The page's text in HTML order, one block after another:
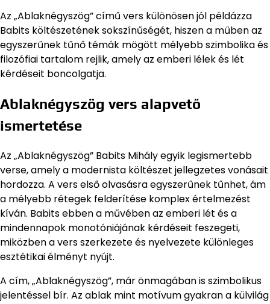
Az „Ablaknégyszög” című vers különösen jól példázza
Babits költészetének sokszínűségét, hiszen a műben az
egyszerűnek tűnő témák mögött mélyebb szimbolika és
filozófiai tartalom rejlik, amely az emberi lélek és lét
kérdéseit boncolgatja.
Ablaknégyszög vers alapvető
ismertetése
Az „Ablaknégyszög” Babits Mihály egyik legismertebb
verse, amely a modernista költészet jellegzetes vonásait
hordozza. A vers első olvasásra egyszerűnek tűnhet, ám
a mélyebb rétegek felderítése komplex értelmezést
kíván. Babits ebben a művében az emberi lét és a
mindennapok monotóniájának kérdéseit feszegeti,
miközben a vers szerkezete és nyelvezete különleges
esztétikai élményt nyújt.
A cím, „Ablaknégyszög”, már önmagában is szimbolikus
jelentéssel bír. Az ablak mint motívum gyakran a külvilág